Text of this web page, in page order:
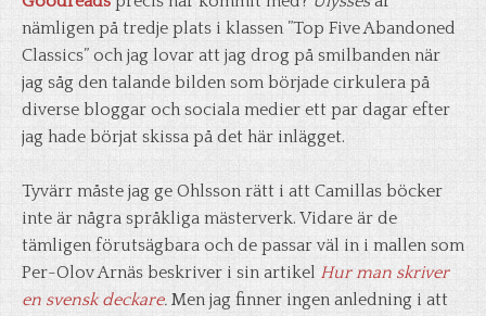
nämligen på tredje plats i klassen ”Top Five Abandoned
Classics” och jag lovar att jag drog på smilbanden när
jag såg den talande bilden som började cirkulera på
diverse bloggar och sociala medier ett par dagar efter
jag hade börjat skissa på det här inlägget.
Tyvärr måste jag ge Ohlsson rätt i att Camillas böcker
inte är några språkliga mästerverk. Vidare är de
tämligen förutsägbara och de passar väl in i mallen som
Per-Olov Arnäs beskriver i sin artikel Hur man skriver
en svensk deckare. Men jag finner ingen anledning i att